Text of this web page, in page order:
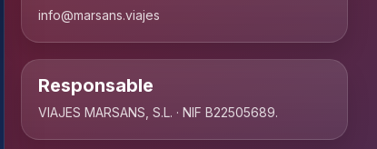
info@marsans.viajes
Responsable
VIAJES MARSANS, S.L. · NIF B22505689.